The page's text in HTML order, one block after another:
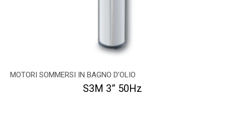
MOTORI SOMMERSI IN BAGNO D’OLIO
S3M 3” 50Hz